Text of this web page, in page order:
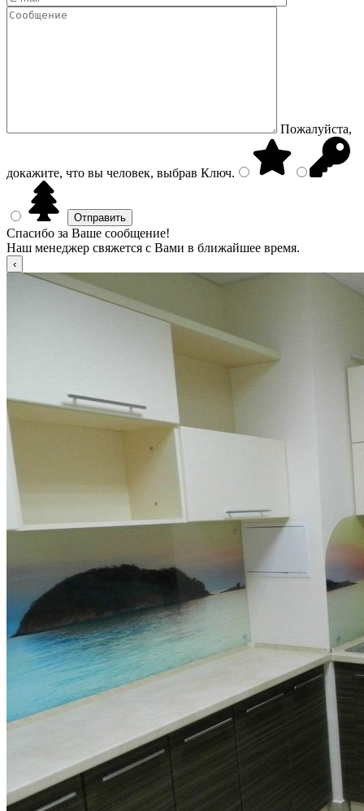
Пожалуйста,
докажите, что вы человек, выбрав Ключ.
Спасибо за Ваше сообщение!
Наш менеджер свяжется с Вами в ближайшее время.